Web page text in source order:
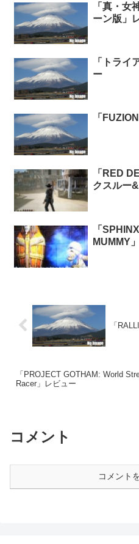
「真・
ーン版」
「トライ
ー
「
「RED
クスルー
「
MUMMY
「
「PROJECT GOTHAM: World
Racer」レビュー
コメント
コメント